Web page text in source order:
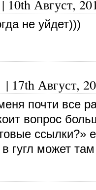
10th Август,
не уйдет)))
| 17th Август,
почти все
вопрос
ссылки?»
гугл может